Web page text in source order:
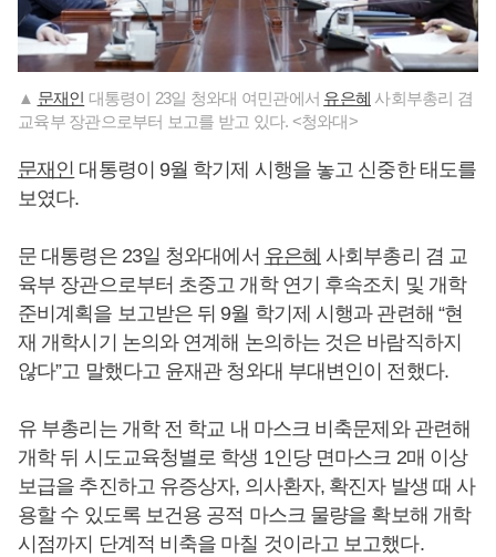
▲ 문재인 대통령이 23일 청와대 여민관에서 유은혜 사회부총리 겸
교육부 장관으로부터 보고를 받고 있다. <청와대>
문재인 대통령이 9월 학기제 시행을 놓고 신중한 태도를
보였다.
문 대통령은 23일 청와대에서 유은혜 사회부총리 겸 교
육부 장관으로부터 초중고 개학 연기 후속조치 및 개학
준비계획을 보고받은 뒤 9월 학기제 시행과 관련해 “현
재 개학시기 논의와 연계해 논의하는 것은 바람직하지
않다”고 말했다고 윤재관 청와대 부대변인이 전했다.
유 부총리는 개학 전 학교 내 마스크 비축문제와 관련해
개학 뒤 시도교육청별로 학생 1인당 면마스크 2매 이상
보급을 추진하고 유증상자, 의사환자, 확진자 발생 때 사
용할 수 있도록 보건용 공적 마스크 물량을 확보해 개학
시점까지 단계적 비축을 마칠 것이라고 보고했다.